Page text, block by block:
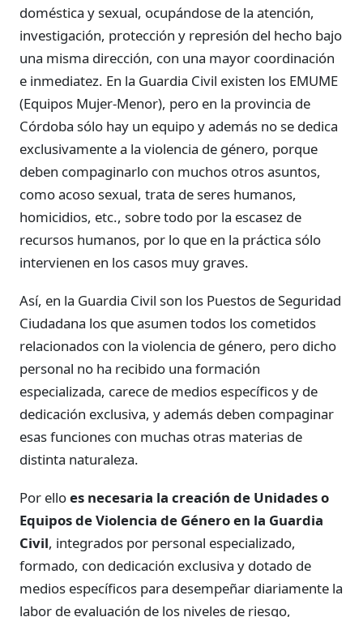
doméstica y sexual, ocupándose de la atención,
investigación, protección y represión del hecho bajo
una misma dirección, con una mayor coordinación
e inmediatez. En la Guardia Civil existen los EMUME
(Equipos Mujer-Menor), pero en la provincia de
Córdoba sólo hay un equipo y además no se dedica
exclusivamente a la violencia de género, porque
deben compaginarlo con muchos otros asuntos,
como acoso sexual, trata de seres humanos,
homicidios, etc., sobre todo por la escasez de
recursos humanos, por lo que en la práctica sólo
intervienen en los casos muy graves.
Así, en la Guardia Civil son los Puestos de Seguridad
Ciudadana los que asumen todos los cometidos
relacionados con la violencia de género, pero dicho
personal no ha recibido una formación
especializada, carece de medios específicos y de
dedicación exclusiva, y además deben compaginar
esas funciones con muchas otras materias de
distinta naturaleza.
Por elloes necesaria la creación de Unidades o
Equipos de Violencia de Género en la Guardia
Civil, integrados por personal especializado,
formado, con dedicación exclusiva y dotado de
medios específicos para desempeñar diariamente la
labor de evaluación de los niveles de riesgo,